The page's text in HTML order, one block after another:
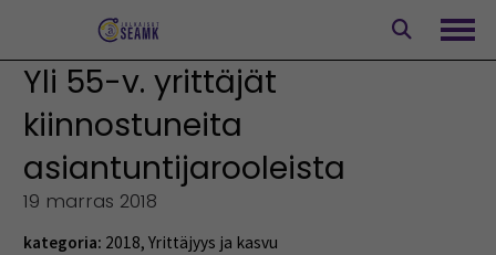
Yli 55-v. yrittäjät
kiinnostuneita
asiantuntijarooleista
19 marras 2018
kategoria: 2018, Yrittäjyys ja kasvu